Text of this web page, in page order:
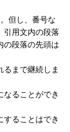
但し、番号な
引用文内の段落
の段落の先頭は
まで継続しま
なることができ
することはでき